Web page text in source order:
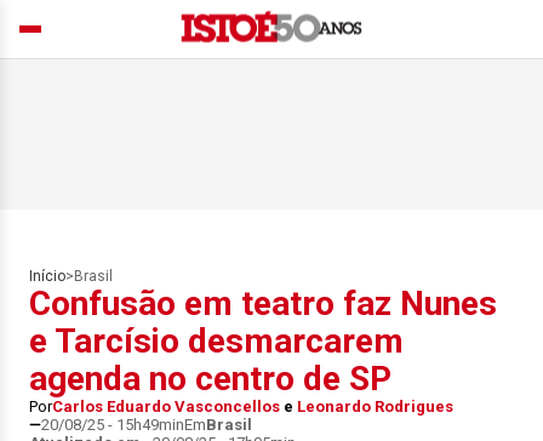
Início> Brasil
Confusão em teatro faz Nunes
e Tarcísio desmarcarem
agenda no centro de SP
PorCarlos Eduardo Vasconcellos e Leonardo Rodrigues
20/08/25 - 15h49minEmBrasil